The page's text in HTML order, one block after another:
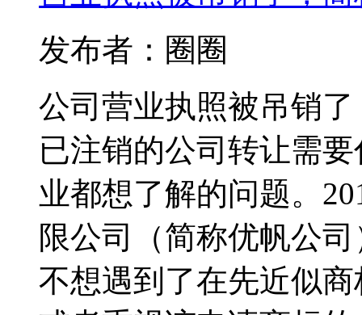
发布者：圈圈
公司营业执照被吊销
已注销的公司转让需
业都想了解的问题。
限公司（简称优帆公
不想遇到了在先近似